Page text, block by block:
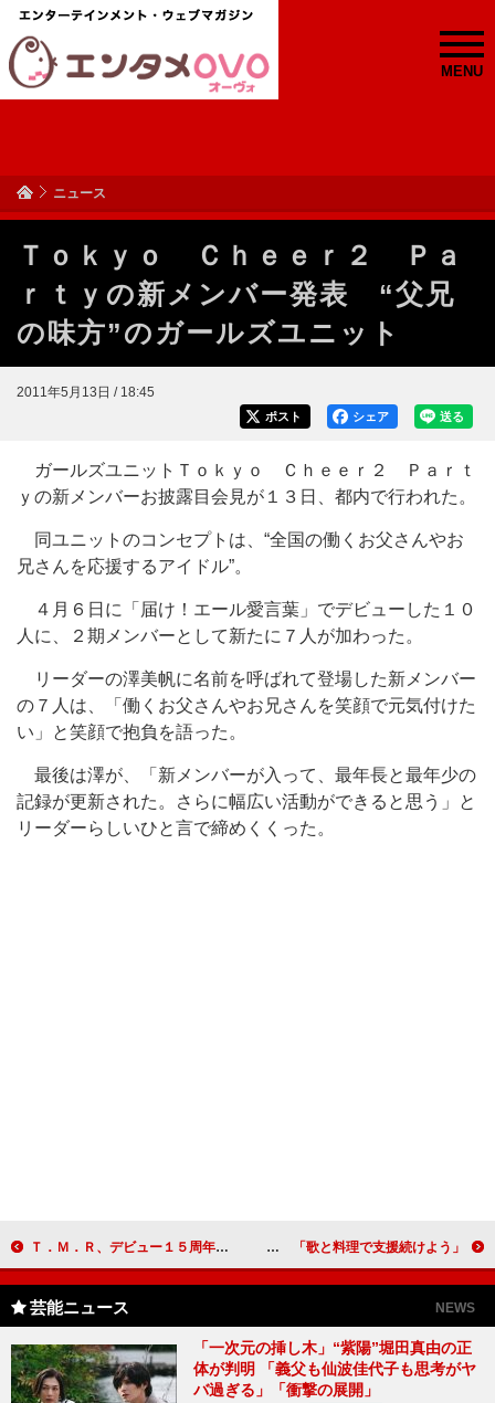
MENU
ニュース
Ｔｏｋｙｏ Ｃｈｅｅｒ２ Ｐａ
ｒｔｙの新メンバー発表 “父兄
の味方”のガールズユニット
2011年5月13日 / 18:45
送る
シェア
ポスト
ガールズユニットＴｏｋｙｏ Ｃｈｅｅｒ２ Ｐａｒｔ
ｙの新メンバーお披露目会見が１３日、都内で行われた。
同ユニットのコンセプトは、“全国の働くお父さんやお
兄さんを応援するアイドル”。
４月６日に「届け！エール愛言葉」でデビューした１０
人に、２期メンバーとして新たに７人が加わった。
リーダーの澤美帆に名前を呼ばれて登場した新メンバー
の７人は、「働くお父さんやお兄さんを笑顔で元気付けた
い」と笑顔で抱負を語った。
最後は澤が、「新メンバーが入って、最年長と最年少の
記録が更新された。さらに幅広い活動ができると思う」と
リーダーらしいひと言で締めくくった。
Ｔ．Ｍ．Ｒ、デビュー１５周年のスペシャルイベント ハローキティと共演「たくさんの方が笑顔に」 八神純子とアル・ケッチァーノの奥田政行シェフがイベント 「歌と料理で支援続けよう」
芸能ニュース NEWS
「一次元の挿し木」“紫陽”堀田真由の正
体が判明 「義父も仙波佳代子も思考がヤ
バ過ぎる」「衝撃の展開」